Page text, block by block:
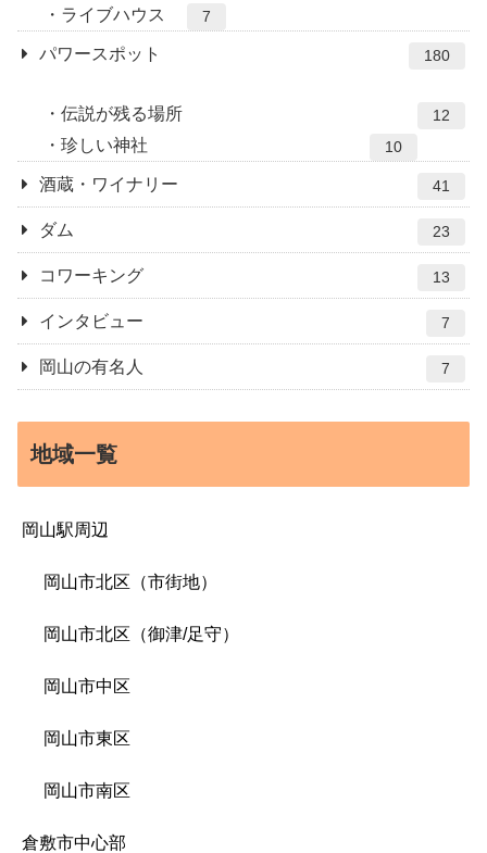
ライブハウス 7
パワースポット 180
伝説が残る場所 12
珍しい神社 10
酒蔵・ワイナリー 41
ダム 23
コワーキング 13
インタビュー 7
岡山の有名人 7
地域一覧
岡山駅周辺
岡山市北区（市街地）
岡山市北区（御津/足守）
岡山市中区
岡山市東区
岡山市南区
倉敷市中心部